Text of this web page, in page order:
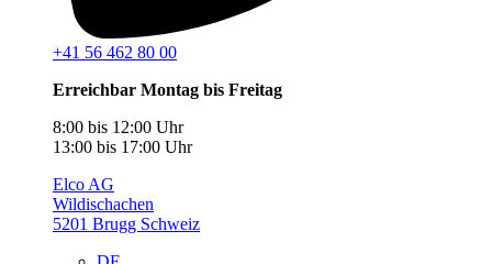
+41 56 462 80 00
Erreichbar Montag bis Freitag
8:00 bis 12:00 Uhr
13:00 bis 17:00 Uhr
Elco AG
Wildischachen
5201 Brugg Schweiz